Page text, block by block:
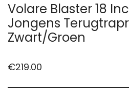
Volare Blaster 18
Jongens
Zwart/Groen
€219.00